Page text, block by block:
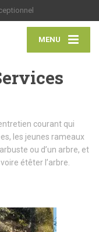
MENU
courant qui
les jeunes rameaux
ou d’un arbre, et
étêter l’arbre.